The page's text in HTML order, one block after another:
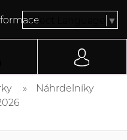
Select Language ▼
Náhrdelníky